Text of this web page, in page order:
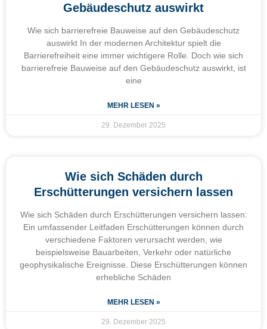
Gebäudeschutz auswirkt
Wie sich barrierefreie Bauweise auf den Gebäudeschutz
auswirkt In der modernen Architektur spielt die
Barrierefreiheit eine immer wichtigere Rolle. Doch wie sich
barrierefreie Bauweise auf den Gebäudeschutz auswirkt, ist
eine
MEHR LESEN »
29. Dezember 2025
Wie sich Schäden durch
Erschütterungen versichern lassen
Wie sich Schäden durch Erschütterungen versichern lassen:
Ein umfassender Leitfaden Erschütterungen können durch
verschiedene Faktoren verursacht werden, wie
beispielsweise Bauarbeiten, Verkehr oder natürliche
geophysikalische Ereignisse. Diese Erschütterungen können
erhebliche Schäden
MEHR LESEN »
29. Dezember 2025